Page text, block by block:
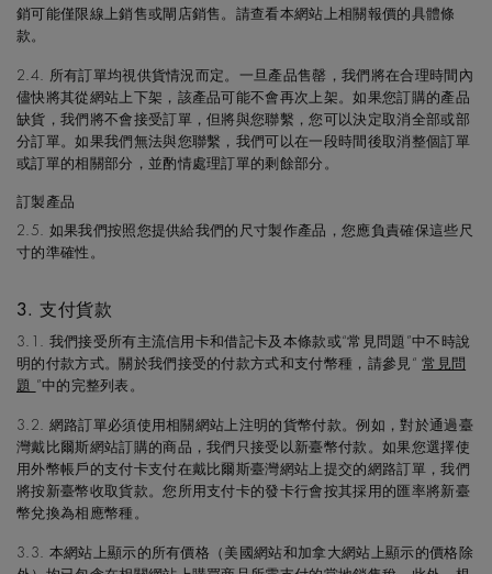
銷可能僅限線上銷售或閘店銷售。請查看本網站上相關報價的具體條
款。
2.4. 所有訂單均視供貨情況而定。一旦產品售罄，我們將在合理時間內
儘快將其從網站上下架，該產品可能不會再次上架。如果您訂購的產品
缺貨，我們將不會接受訂單，但將與您聯繫，您可以決定取消全部或部
分訂單。如果我們無法與您聯繫，我們可以在一段時間後取消整個訂單
或訂單的相關部分，並酌情處理訂單的剩餘部分。
訂製產品
2.5. 如果我們按照您提供給我們的尺寸製作產品，您應負責確保這些尺
寸的準確性。
3. 支付貨款
3.1. 我們接受所有主流信用卡和借記卡及本條款或“常見問題”中不時說
明的付款方式。關於我們接受的付款方式和支付幣種，請參見“常見問
題
”中的完整列表。
3.2. 網路訂單必須使用相關網站上注明的貨幣付款。例如，對於通過臺
灣戴比爾斯網站訂購的商品，我們只接受以新臺幣付款。如果您選擇使
用外幣帳戶的支付卡支付在戴比爾斯臺灣網站上提交的網路訂單，我們
將按新臺幣收取貨款。您所用支付卡的發卡行會按其採用的匯率將新臺
幣兌換為相應幣種。
3.3. 本網站上顯示的所有價格（美國網站和加拿大網站上顯示的價格除